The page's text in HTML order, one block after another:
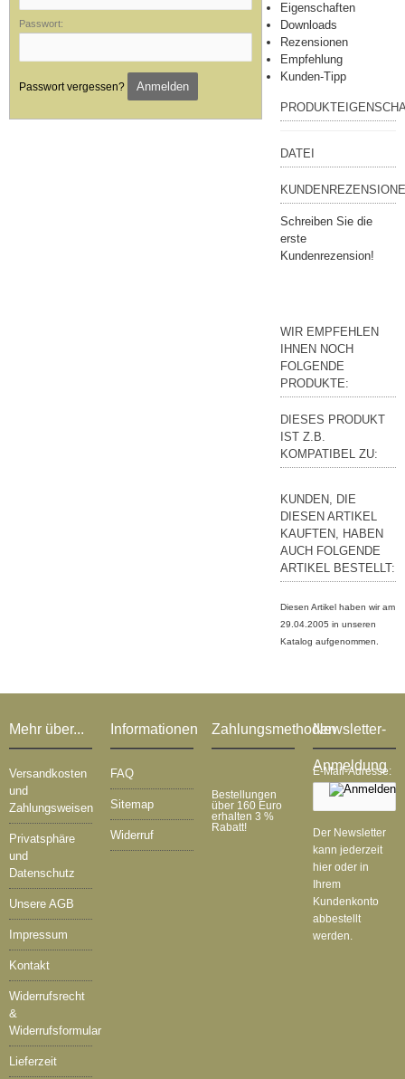
Eigenschaften
Downloads
Rezensionen
Empfehlung
Kunden-Tipp
DATEI
Schreiben Sie die
erste
Kundenrezension!
WIR EMPFEHLEN
IHNEN NOCH
FOLGENDE
PRODUKTE:
DIESES PRODUKT
IST Z.B.
KOMPATIBEL ZU:
KUNDEN, DIE
DIESEN ARTIKEL
KAUFTEN, HABEN
AUCH FOLGENDE
ARTIKEL BESTELLT:
Diesen Artikel haben wir am
29.04.2005 in unseren
Katalog aufgenommen.
Passwort:
Passwort vergessen? Anmelden
Mehr über...
Versandkosten
und
Zahlungsweisen
Privatsphäre
und
Datenschutz
Unsere AGB
Impressum
Kontakt
Widerrufsrecht
&
Widerrufsformular
Lieferzeit
Informationen
FAQ
Sitemap
Widerruf
Zahlungsmethoden
Bestellungen
über 160 Euro
erhalten 3 %
Rabatt!
Newsletter-
Anmeldung
E-Mail-Adresse:
Der Newsletter
kann jederzeit
hier oder in
Ihrem
Kundenkonto
abbestellt
werden.